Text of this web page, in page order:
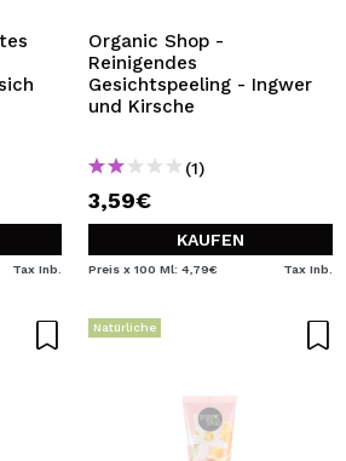
Tax Inb.
Organic Shop -
Reinigendes
Gesichtspeeling - Ingwer
und Kirsche
(1)
3,59€
KAUFEN
Preis x 100 Ml: 4,79€ Tax Inb.
Natürliche